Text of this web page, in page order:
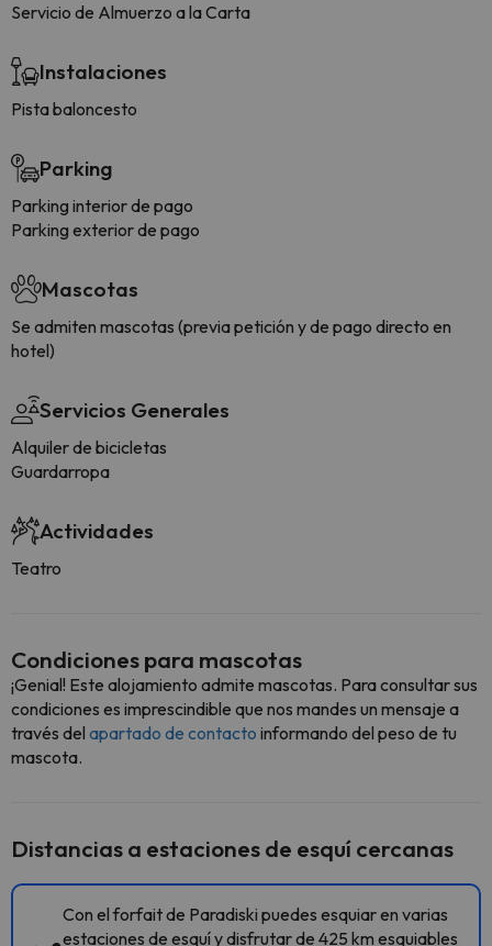
Servicio de Almuerzo a la Carta
Instalaciones
Pista baloncesto
Parking
Parking interior de pago
Parking exterior de pago
Mascotas
Se admiten mascotas (previa petición y de pago directo en
hotel)
Servicios Generales
Alquiler de bicicletas
Guardarropa
Actividades
Teatro
Condiciones para mascotas
¡Genial! Este alojamiento admite mascotas. Para consultar sus
condiciones es imprescindible que nos mandes un mensaje a
través del apartado de contacto informando del peso de tu
mascota.
Distancias a estaciones de esquí cercanas
Con el forfait de Paradiski puedes esquiar en varias
estaciones de esquí y disfrutar de 425 km esquiables